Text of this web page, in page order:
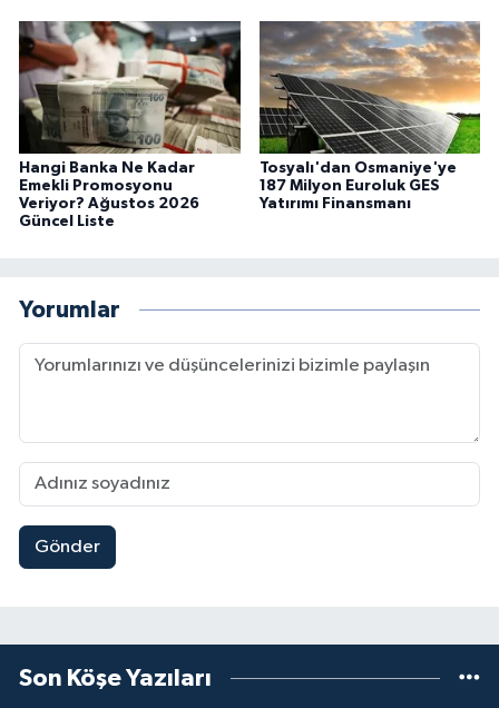
Hangi Banka Ne Kadar
Emekli Promosyonu
Veriyor? Ağustos 2026
Güncel Liste
Tosyalı'dan Osmaniye'ye
187 Milyon Euroluk GES
Yatırımı Finansmanı
Yorumlar
Gönder
Son Köşe Yazıları